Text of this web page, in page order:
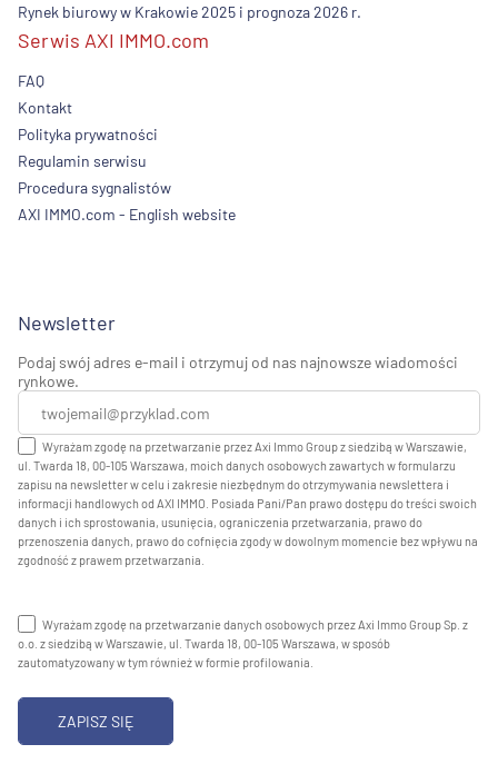
Rynek biurowy w Krakowie 2025 i prognoza 2026 r.
Serwis AXI IMMO.com
FAQ
Kontakt
Polityka prywatności
Regulamin serwisu
Procedura sygnalistów
AXI IMMO.com - English website
Newsletter
Podaj swój adres e-mail i otrzymuj od nas najnowsze wiadomości
rynkowe.
Wyrażam zgodę na przetwarzanie przez Axi Immo Group z siedzibą w Warszawie,
ul. Twarda 18, 00-105 Warszawa, moich danych osobowych zawartych w formularzu
zapisu na newsletter w celu i zakresie niezbędnym do otrzymywania newslettera i
informacji handlowych od AXI IMMO. Posiada Pani/Pan prawo dostępu do treści swoich
danych i ich sprostowania, usunięcia, ograniczenia przetwarzania, prawo do
przenoszenia danych, prawo do cofnięcia zgody w dowolnym momencie bez wpływu na
zgodność z prawem przetwarzania.
Wyrażam zgodę na przetwarzanie danych osobowych przez Axi Immo Group Sp. z
o.o. z siedzibą w Warszawie, ul. Twarda 18, 00-105 Warszawa, w sposób
zautomatyzowany w tym również w formie profilowania.